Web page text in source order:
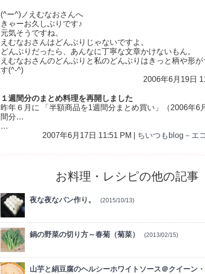
(^ー^)ノえむなおさんへ
きゃーお久しぶりです♪
元気そうですね。
えむなおさんはどんぶりじゃないですよ。
どんぶりだったら、あんなに丁寧な文章かけないもん。
えむなおさんのどんぶりと私のどんぶりはきっと柄や形
す(^-^)
2006年6月19日
１週間分のまとめ料理を再開しました
昨年６月に 「半額商品を1週間分まとめ買い」（2006年6
間分…
…
2007年6月17日 11:51 PM | ちいつもblog－エ
お料理・レシピの他の記事
夜な夜なパン作り。 (2015/10/13)
鍋の野菜の切り方～春菊（菊菜） (2013/02/15)
山芋と絹豆腐のヘルシーホワイトソース＠クイーン